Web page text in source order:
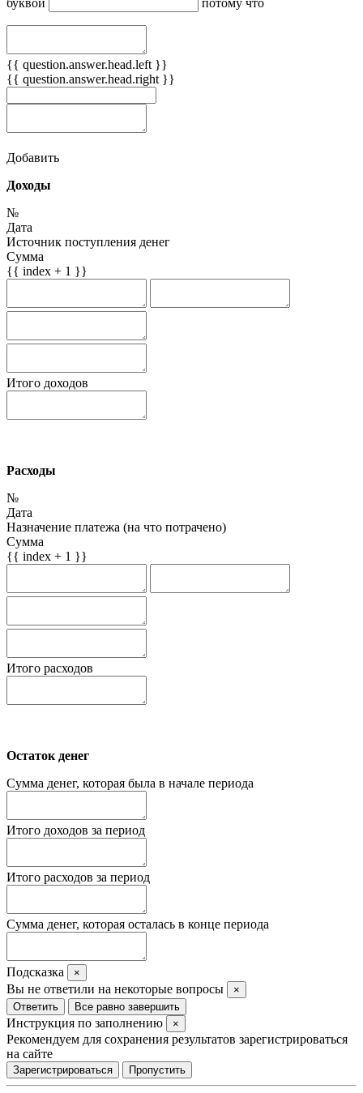
буквой потому что
{{ question.answer.head.left }}
{{ question.answer.head.right }}
Добавить
Доходы
№
Дата
Источник поступления денег
Сумма
{{ index + 1 }}
Итого доходов
Расходы
№
Дата
Назначение платежа (на что потрачено)
Сумма
{{ index + 1 }}
Итого расходов
Остаток денег
Сумма денег, которая была в начале периода
Итого доходов за период
Итого расходов за период
Сумма денег, которая осталась в конце периода
Подсказка ×
Вы не ответили на некоторые вопросы
×
Ответить
Все равно завершить
Инструкция по заполнению ×
Рекомендуем для сохранения результатов зарегистрироваться
на сайте
Зарегистрироваться Пропустить